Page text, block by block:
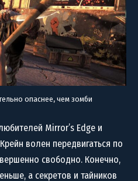
опаснее, чем зомби
Mirror’s Edge и
волен передвигаться по
свободно. Конечно,
а секретов и тайников